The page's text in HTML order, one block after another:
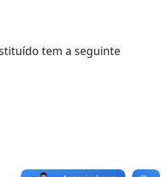
tem a seguinte